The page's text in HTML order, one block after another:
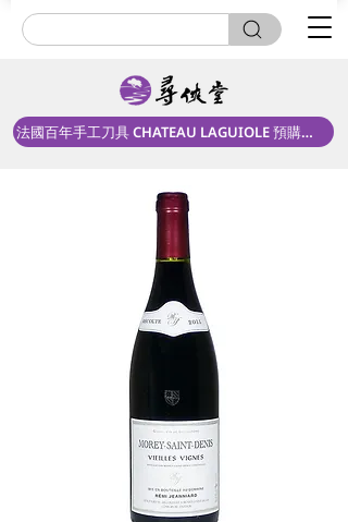
法國百年手工刀具 CHATEAU LAGUIOLE 預購中！